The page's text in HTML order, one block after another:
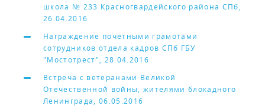
школа № 233 Красногвардейского района СПб,
26.04.2016
Награждение почетными грамотами
сотрудников отдела кадров СПб ГБУ
"Мостотрест", 28.04.2016
Встреча с ветеранами Великой
Отечественной войны, жителями блокадного
Ленинграда, 06.05.2016